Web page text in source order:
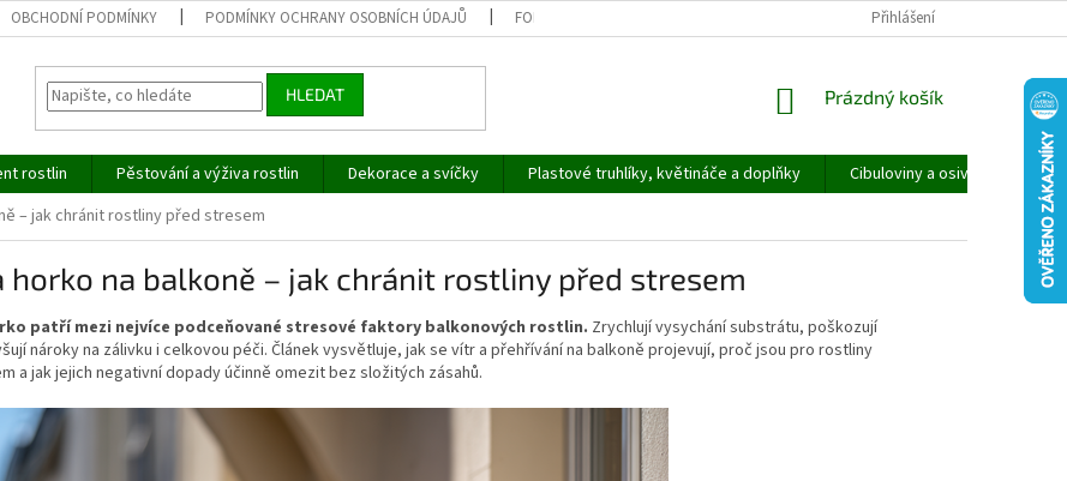
OBCHODNÍ PODMÍNKY PODMÍNKY OCHRANY OSOBNÍCH ÚDAJŮ FORMULÁŘ PRO UPLATNĚNÍ REKLAMACE REKLAMAČNÍ ŘÁD
Přihlášení
HLEDAT
NÁKUPNÍ
Prázdný košík
rostlin Pěstování a výživa rostlin Dekorace a svíčky Plastové truhlíky, květináče a doplňky Cibuloviny a osivo
– jak chránit rostliny před stresem
horko na balkoně – jak chránit rostliny před stresem
patří mezi nejvíce podceňované stresové faktory balkonových rostlin. Zrychlují vysychání substrátu, poškozují
nároky na zálivku i celkovou péči. Článek vysvětluje, jak se vítr a přehřívání na balkoně projevují, proč jsou pro rostliny
a jak jejich negativní dopady účinně omezit bez složitých zásahů.